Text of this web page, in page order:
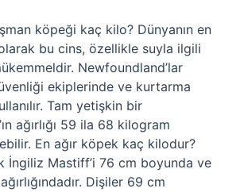
köpeği kaç kilo? Dünyanın en
bu cins, özellikle suyla ilgili
Newfoundland’lar
ekiplerinde ve kurtarma
Tam yetişkin bir
ağırlığı 59 ila 68 kilogram
En ağır köpek kaç kilodur?
İngiliz Mastiff’i 76 cm boyunda ve
Dişiler 69 cm